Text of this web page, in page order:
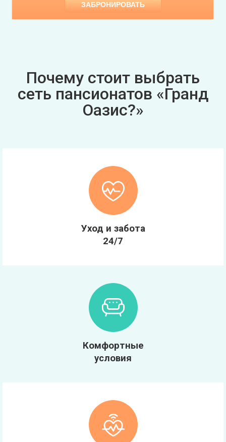
ЗАБРОНИРОВАТЬ
Почему стоит выбрать
сеть пансионатов «Гранд
Оазис?»
Уход и забота
24/7
Комфортные
условия